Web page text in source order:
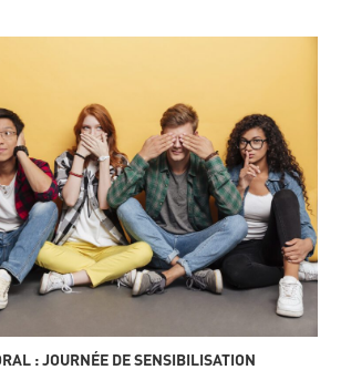
: JOURNÉE DE SENSIBILISATION